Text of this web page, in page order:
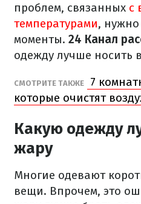
проблем, связанных с
температурами, нужно
моменты. 24 Канал
одежду лучше носить
СМОТРИТЕ ТАКЖЕ
7
которые очистят
Какую одежду
жару
Многие одевают
вещи. Впрочем, это